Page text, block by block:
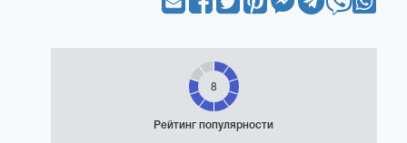
8
Рейтинг популярности